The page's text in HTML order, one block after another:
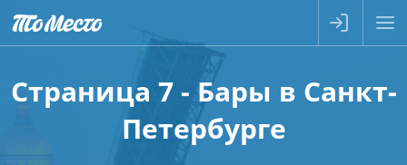
Страница 7 - Бары в Санкт-
Петербурге